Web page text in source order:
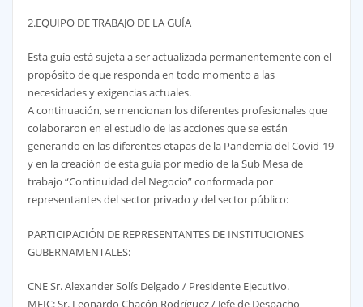
2.EQUIPO DE TRABAJO DE LA GUÍA
Esta guía está sujeta a ser actualizada permanentemente con el
propósito de que responda en todo momento a las
necesidades y exigencias actuales.
A continuación, se mencionan los diferentes profesionales que
colaboraron en el estudio de las acciones que se están
generando en las diferentes etapas de la Pandemia del Covid-19
y en la creación de esta guía por medio de la Sub Mesa de
trabajo “Continuidad del Negocio” conformada por
representantes del sector privado y del sector público:
PARTICIPACIÓN DE REPRESENTANTES DE INSTITUCIONES
GUBERNAMENTALES:
CNE Sr. Alexander Solís Delgado / Presidente Ejecutivo.
MEIC: Sr. Leonardo Chacón Rodríguez / Jefe de Despacho